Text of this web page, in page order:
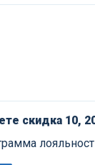
скидка 10,